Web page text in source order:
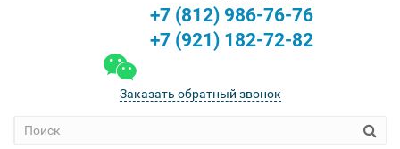
+7 (812) 986-76-76
+7 (921) 182-72-82
Заказать обратный звонок